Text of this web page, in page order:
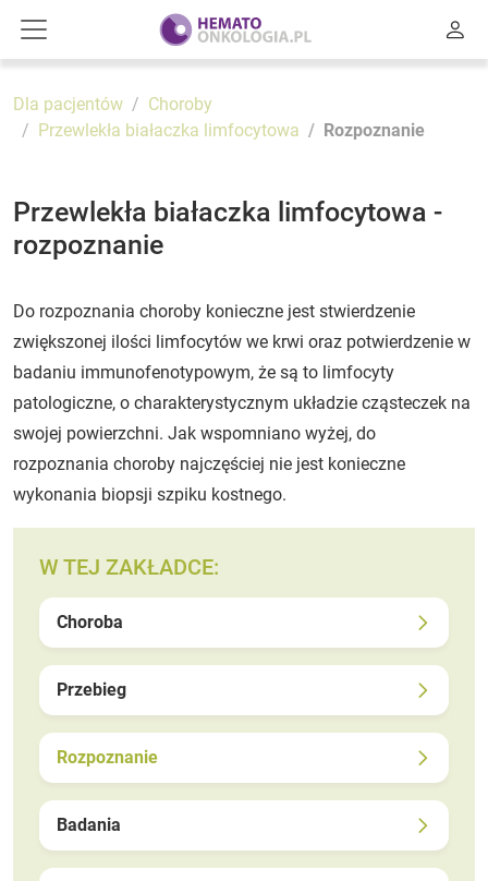
Dla pacjentów
Choroby
Przewlekła białaczka limfocytowa
Rozpoznanie
Przewlekła białaczka limfocytowa -
rozpoznanie
Do rozpoznania choroby konieczne jest stwierdzenie
zwiększonej ilości limfocytów we krwi oraz potwierdzenie w
badaniu immunofenotypowym, że są to limfocyty
patologiczne, o charakterystycznym układzie cząsteczek na
swojej powierzchni. Jak wspomniano wyżej, do
rozpoznania choroby najczęściej nie jest konieczne
wykonania biopsji szpiku kostnego.
W TEJ ZAKŁADCE:
Choroba
Przebieg
Rozpoznanie
Badania